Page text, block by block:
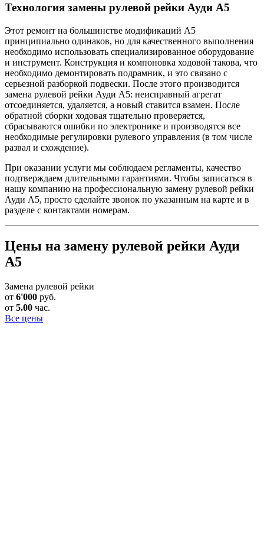
Технология замены рулевой рейки Ауди А5
Этот ремонт на большинстве модификаций А5
принципиально одинаков, но для качественного выполнения
необходимо использовать специализированное оборудование
и инструмент. Конструкция и компоновка ходовой такова, что
необходимо демонтировать подрамник, и это связано с
серьезной разборкой подвески. После этого производится
замена рулевой рейки Ауди А5: неисправный агрегат
отсоединяется, удаляется, а новый ставится взамен. После
обратной сборки ходовая тщательно проверяется,
сбрасываются ошибки по электронике и производятся все
необходимые регулировки рулевого управления (в том числе
развал и схождение).
При оказании услуги мы соблюдаем регламенты, качество
подтверждаем длительными гарантиями. Чтобы записаться в
нашу компанию на профессиональную замену рулевой рейки
Ауди А5, просто сделайте звонок по указанным на карте и в
разделе с контактами номерам.
Цены на замену рулевой рейки Ауди
А5
Замена рулевой рейки
от 6'000 руб.
от 5.00 час.
Все цены